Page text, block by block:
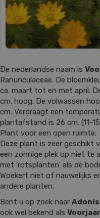
De nederlandse naam is
Ranunculaceae. De
ca. maart tot en met april.
cm. hoog. De volwassen
cm. Verdraagt een
plantafstand is 26 cm. (11-
Plant voor een open ruimte.
Deze plant is zeer geschikt
een zonnige plek op niet te
met 'rotsplanten' als de
Woekert niet of nauwelijks
andere planten.
Bent u op zoek naar
ook wel bekend als